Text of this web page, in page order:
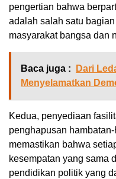
pengertian bahwa
adalah salah satu
masyarakat bangsa dan
Baca juga :
Dari
Menyelamatkan
Kedua, penyediaan
penghapusan
memastikan bahwa
kesempatan yang sama
pendidikan politik yang